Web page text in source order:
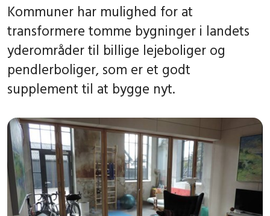
Kommuner har mulighed for at
transformere tomme bygninger i landets
yderområder til billige lejeboliger og
pendlerboliger, som er et godt
supplement til at bygge nyt.